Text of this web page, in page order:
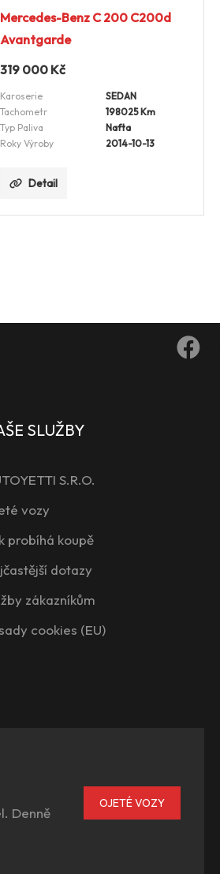
Mercedes-Benz C 200 C200d
Avantgarde
319 000 Kč
Karoserie
SEDAN
Tachometr
198025 Km
Typ Paliva
Nafta
Roky Výroby
2014-10-13
Detail
SLUŽBY
S.R.O.
vozy
probíhá koupě
dotazy
zákazníkům
cookies (EU)
Denně
OJETÉ VOZY